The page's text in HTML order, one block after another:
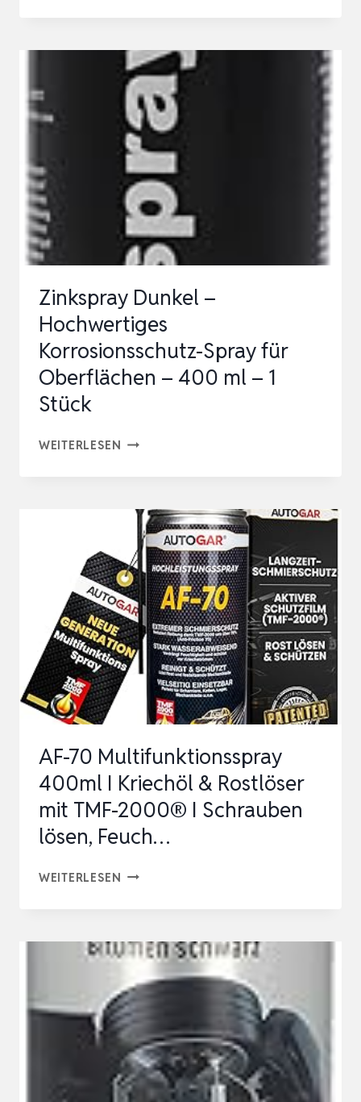
400ML
I
KRIECHÖL
&
ROSTLÖSER
MIT
TMF-
2000®
I
LÖSEN,
FEUCH…
Zinkspray Dunkel –
Hochwertiges
Korrosionsschutz-Spray für
Oberflächen – 400 ml – 1
Stück
WEITERLESEN ZINKSPRAY
HOCHWERTIGES
KORROSIONSSCHUTZ-
SPRAY
FÜR
OBERFLÄCHEN
–
400
ML
STÜCK
AF-70 Multifunktionsspray
400ml I Kriechöl & Rostlöser
mit TMF-2000® I Schrauben
lösen, Feuch…
WEITERLESEN AF-
400ML
KRIECHÖL
&
ROSTLÖSER
MIT
TMF-